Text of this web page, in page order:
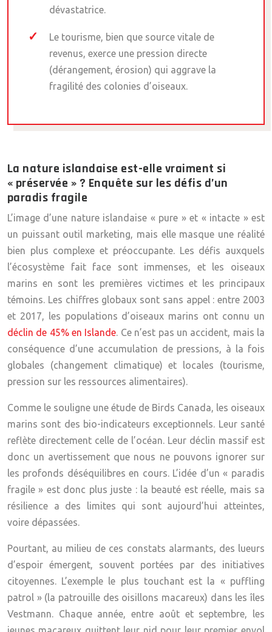
dévastatrice.
Le tourisme, bien que source vitale de
revenus, exerce une pression directe
(dérangement, érosion) qui aggrave la
fragilité des colonies d’oiseaux.
La nature islandaise est-elle vraiment si
« préservée » ? Enquête sur les défis d’un
paradis fragile
L’image d’une nature islandaise « pure » et « intacte » est
un puissant outil marketing, mais elle masque une réalité
bien plus complexe et préoccupante. Les défis auxquels
l’écosystème fait face sont immenses, et les oiseaux
marins en sont les premières victimes et les principaux
témoins. Les chiffres globaux sont sans appel : entre 2003
et 2017, les populations d’oiseaux marins ont connu un
déclin de 45% en Islande. Ce n’est pas un accident, mais la
conséquence d’une accumulation de pressions, à la fois
globales (changement climatique) et locales (tourisme,
pression sur les ressources alimentaires).
Comme le souligne une étude de Birds Canada, les oiseaux
marins sont des bio-indicateurs exceptionnels. Leur santé
reflète directement celle de l’océan. Leur déclin massif est
donc un avertissement que nous ne pouvons ignorer sur
les profonds déséquilibres en cours. L’idée d’un « paradis
fragile » est donc plus juste : la beauté est réelle, mais sa
résilience a des limites qui sont aujourd’hui atteintes,
voire dépassées.
Pourtant, au milieu de ces constats alarmants, des lueurs
d’espoir émergent, souvent portées par des initiatives
citoyennes. L’exemple le plus touchant est la « puffling
patrol » (la patrouille des oisillons macareux) dans les îles
Vestmann. Chaque année, entre août et septembre, les